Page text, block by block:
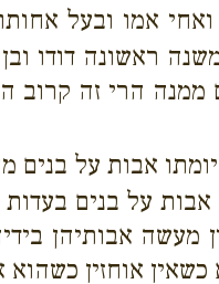
אמו ובעל
ראשונה דודו
ממנה הרי זה
אבות על
על בנים
מעשה אבותיהן
אוחזין